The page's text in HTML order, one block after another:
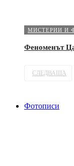
Феноменът
СЛЕДВАЩА
Фотописи